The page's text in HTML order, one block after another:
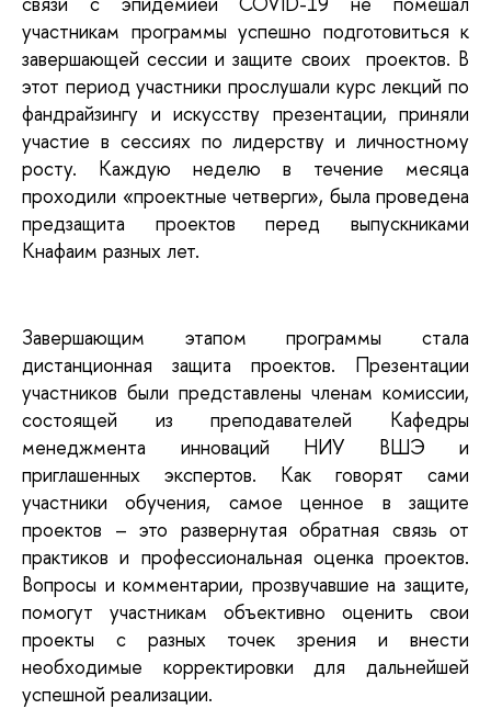
участникам программы успешно подготовиться к
завершающей сессии и защите своих проектов. В
этот период участники прослушали курс лекций по
фандрайзингу и искусству презентации, приняли
участие в сессиях по лидерству и личностному
росту. Каждую неделю в течение месяца
проходили «проектные четверги», была проведена
предзащита проектов перед выпускниками
Кнафаим разных лет.
Завершающим этапом программы стала
дистанционная защита проектов. Презентации
участников были представлены членам комиссии,
состоящей из преподавателей Кафедры
менеджмента инноваций НИУ ВШЭ и
приглашенных экспертов. Как говорят сами
участники обучения, самое ценное в защите
проектов – это развернутая обратная связь от
практиков и профессиональная оценка проектов.
Вопросы и комментарии, прозвучавшие на защите,
помогут участникам объективно оценить свои
проекты с разных точек зрения и внести
необходимые корректировки для дальнейшей
успешной реализации.